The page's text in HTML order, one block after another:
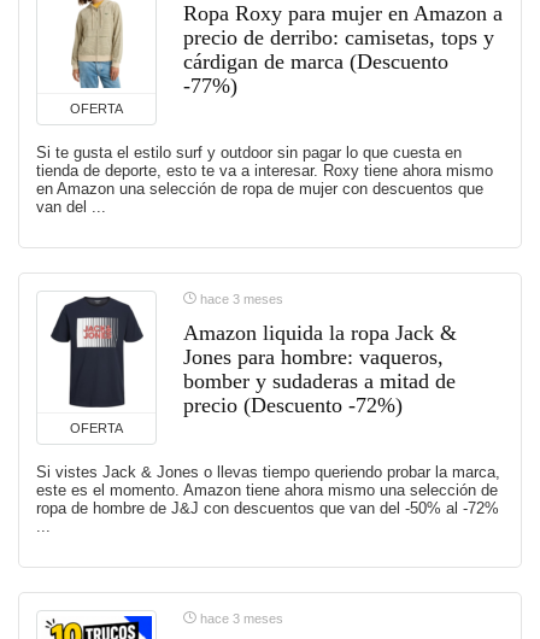
OFERTA
Ropa Roxy para mujer en Amazon a
precio de derribo: camisetas, tops y
cárdigan de marca (Descuento
-77%)
Si te gusta el estilo surf y outdoor sin pagar lo que cuesta en
tienda de deporte, esto te va a interesar. Roxy tiene ahora mismo
en Amazon una selección de ropa de mujer con descuentos que
van del ...
OFERTA
hace 3 meses
Amazon liquida la ropa Jack &
Jones para hombre: vaqueros,
bomber y sudaderas a mitad de
precio (Descuento -72%)
Si vistes Jack & Jones o llevas tiempo queriendo probar la marca,
este es el momento. Amazon tiene ahora mismo una selección de
ropa de hombre de J&J con descuentos que van del -50% al -72%
...
hace 3 meses